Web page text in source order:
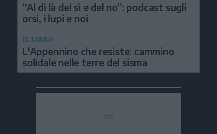
“Al di là del sì e del no”: podcast sugli
orsi, i lupi e noi
IL LIBRO
L'Appennino che resiste: cammino
solidale nelle terre del sisma